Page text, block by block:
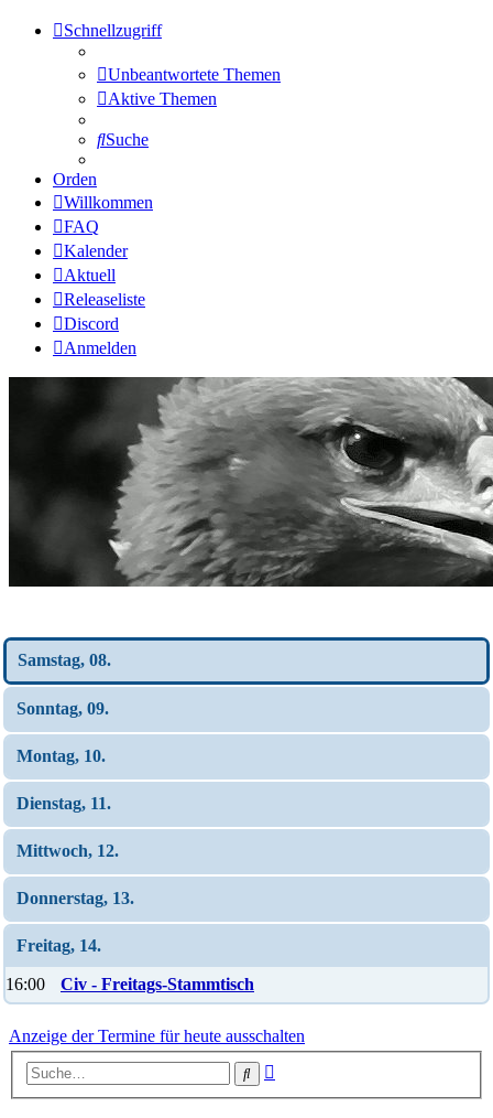
Schnellzugriff
Unbeantwortete Themen
Aktive Themen
Suche
Orden
Willkommen
FAQ
Kalender
Aktuell
Releaseliste
Discord
Anmelden
Samstag, 08.
Sonntag, 09.
Montag, 10.
Dienstag, 11.
Mittwoch, 12.
Donnerstag, 13.
Freitag, 14.
16:00 Civ - Freitags-Stammtisch
Anzeige der Termine für heute ausschalten
Suche